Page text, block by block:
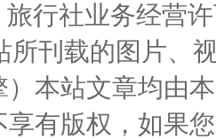
旅行社业务经营
所刊载的图片、
）本站文章均由
享有版权，如果